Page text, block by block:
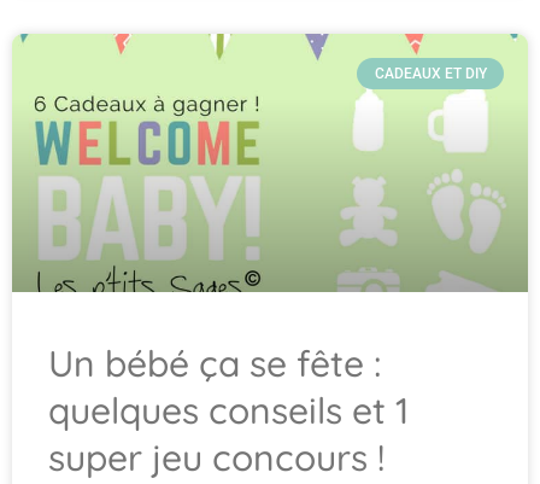
CADEAUX ET DIY
Un bébé ça se fête :
quelques conseils et 1
super jeu concours !